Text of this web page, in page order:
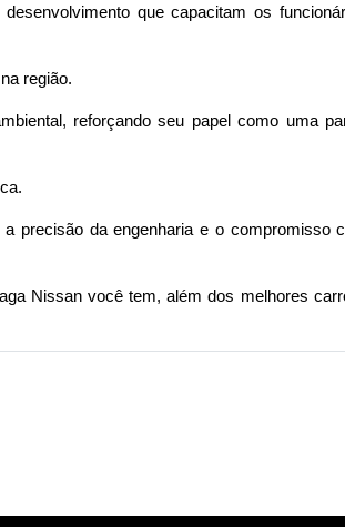
que capacitam os
região.
reforçando seu papel como uma
precisão da engenharia e o compromisso
Nissan você tem, além dos melhores